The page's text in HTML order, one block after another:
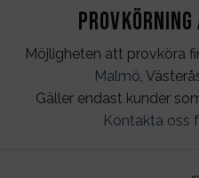
Möjligheten att provköra
Malmö ,
Gäller endast kunder
Kontakta oss